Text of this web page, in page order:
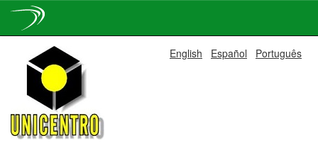
navigation
English Español Português